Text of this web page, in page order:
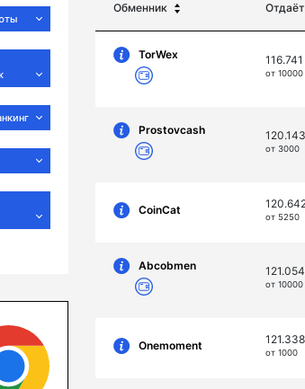
Обменник
TorWex 116.741
от 10000
Prostovcash 120.143
от 3000
CoinCat
от 5250
Abcobmen 121.054
от 10000
Onemoment 121.338
от 1000